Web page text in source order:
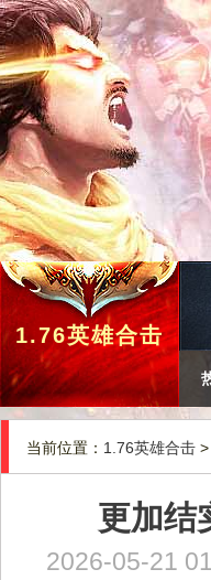
1.76英雄合击
当前位置： 1.76英雄合击 >
更加结
2026-05-21